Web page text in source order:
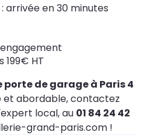
arrivée en 30 minutes
199€ HT
de garage à Paris 4
et abordable, contactez
local, au 01 84 24 42
grand-paris.com !